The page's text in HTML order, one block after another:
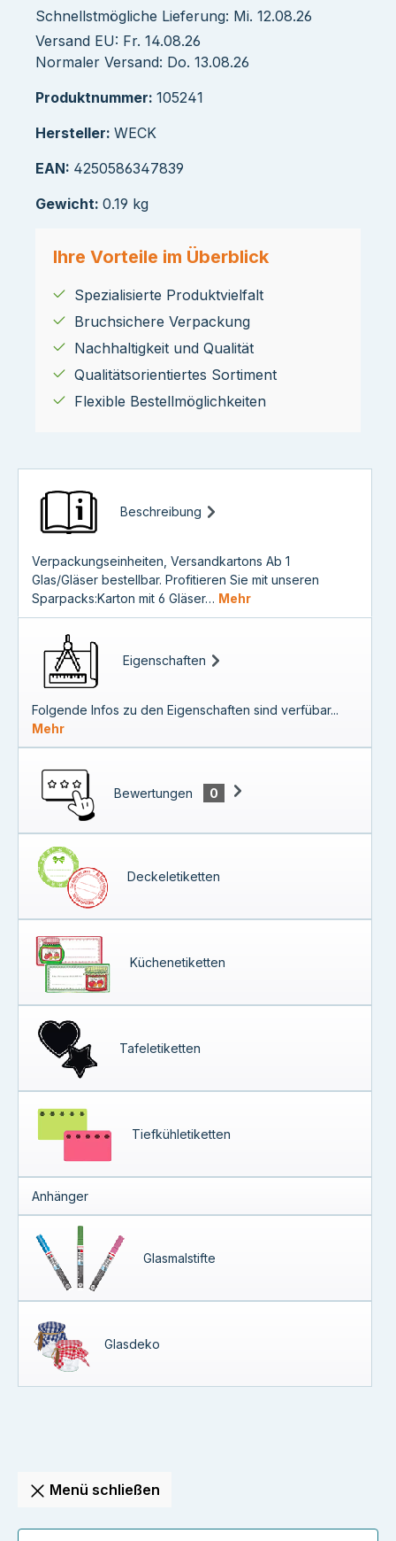
Schnellstmögliche Lieferung: Mi. 12.08.26
Versand EU: Fr. 14.08.26
Normaler Versand: Do. 13.08.26
Produktnummer: 105241
Hersteller: WECK
EAN: 4250586347839
Gewicht: 0.19 kg
Ihre Vorteile im Überblick
Spezialisierte Produktvielfalt
Bruchsichere Verpackung
Nachhaltigkeit und Qualität
Qualitätsorientiertes Sortiment
Flexible Bestellmöglichkeiten
Beschreibung
Verpackungseinheiten, Versandkartons Ab 1
Glas/Gläser bestellbar. Profitieren Sie mit unseren
Sparpacks:Karton mit 6 Gläser… Mehr
Eigenschaften
Folgende Infos zu den Eigenschaften sind verfübar...
Mehr
Bewertungen 0
Deckeletiketten
Küchenetiketten
Tafeletiketten
Tiefkühletiketten
Anhänger
Glasmalstifte
Glasdeko
Menü schließen